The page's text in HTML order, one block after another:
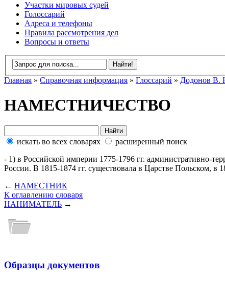
Участки мировых судей
Голоссарий
Адреса и телефоны
Правила рассмотрения дел
Вопросы и ответы
Главная » Справочная информация » Глоссарий » Додонов В.
НАМЕСТНИЧЕСТВО
искать во всех словарях
расширенный поиск
- 1) в Российской империи 1775-1796 гг. административно-
России. В 1815-1874 гг. существовала в Царстве Польском, в
← НАМЕСТНИК
К оглавлению словаря
НАНИМАТЕЛЬ →
Образцы документов